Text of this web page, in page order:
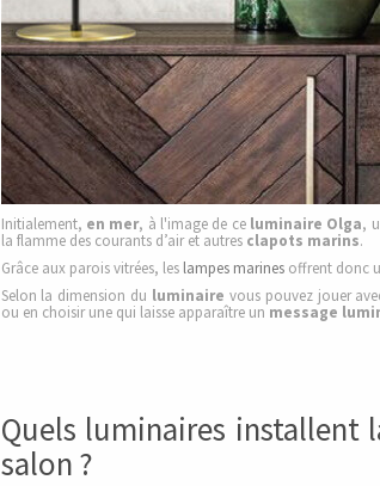
Initialement, en mer, à l'image de ce luminaire Olga,
la flamme des courants d’air et autres clapots marins.
Grâce aux parois vitrées, les lampes marinesoffrent donc
Selon la dimension du luminaire vous pouvez jouer
ou en choisir une qui laisse apparaître un message
Quels luminaires installent
salon ?